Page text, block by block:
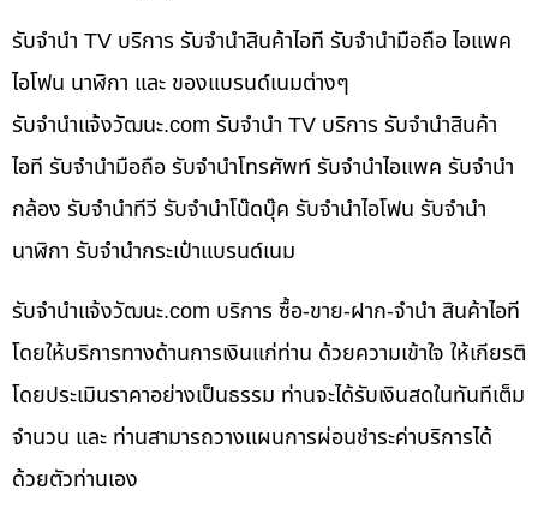
รับจำนำ TV บริการ รับจำนำสินค้าไอที รับจำนำมือถือ ไอแพค
ไอโฟน นาฬิกา และ ของแบรนด์เนมต่างๆ
รับจํานําแจ้งวัฒนะ.com รับจำนำ TV บริการ รับจำนำสินค้า
ไอที รับจำนำมือถือ รับจำนำโทรศัพท์ รับจำนำไอแพค รับจำนำ
กล้อง รับจำนำทีวี รับจำนำโน๊ดบุ๊ค รับจำนำไอโฟน รับจำนำ
นาฬิกา รับจำนำกระเป๋าแบรนด์เนม
รับจํานําแจ้งวัฒนะ.com บริการ ซื้อ-ขาย-ฝาก-จำนำ สินค้าไอที
โดยให้บริการทางด้านการเงินแก่ท่าน ด้วยความเข้าใจ ให้เกียรติ
โดยประเมินราคาอย่างเป็นธรรม ท่านจะได้รับเงินสดในทันทีเต็ม
จำนวน และ ท่านสามารถวางแผนการผ่อนชำระค่าบริการได้
ด้วยตัวท่านเอง